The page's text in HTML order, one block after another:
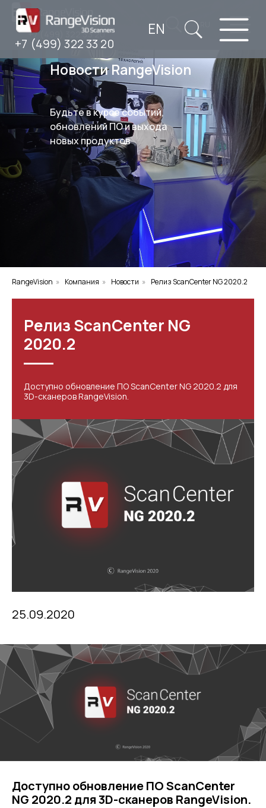
+7 (499) 322 33 20
+7 (499) 322 33 20
EN
Будьте в курсе событий,
обновлений ПО и выхода
новых продуктов
Новости RangeVision
RangeVision » Компания » Новости » Релиз ScanCenter NG 2020.2
Релиз ScanCenter NG
2020.2
Доступно обновление ПО ScanCenter NG 2020.2 для
3D-сканеров RangeVision.
25.09.2020
Доступно обновление ПО ScanCenter
NG 2020.2 для 3D-сканеров RangeVision.